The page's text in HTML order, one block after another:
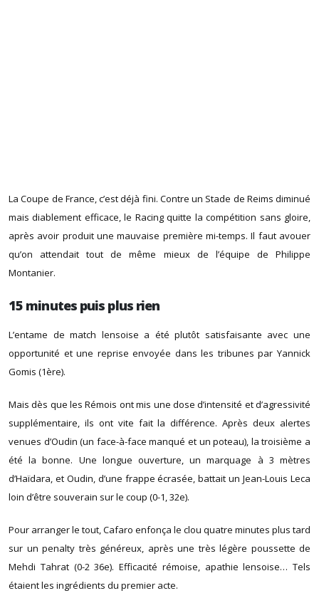
La Coupe de France, c’est déjà fini. Contre un Stade de Reims diminué
mais diablement efficace, le Racing quitte la compétition sans gloire,
après avoir produit une mauvaise première mi-temps. Il faut avouer
qu’on attendait tout de même mieux de l’équipe de Philippe
Montanier.
15 minutes puis plus rien
L’entame de match lensoise a été plutôt satisfaisante avec une
opportunité et une reprise envoyée dans les tribunes par Yannick
Gomis (1ère).
Mais dès que les Rémois ont mis une dose d’intensité et d’agressivité
supplémentaire, ils ont vite fait la différence. Après deux alertes
venues d’Oudin (un face-à-face manqué et un poteau), la troisième a
été la bonne. Une longue ouverture, un marquage à 3 mètres
d’Haïdara, et Oudin, d’une frappe écrasée, battait un Jean-Louis Leca
loin d’être souverain sur le coup (0-1, 32e).
Pour arranger le tout, Cafaro enfonça le clou quatre minutes plus tard
sur un penalty très généreux, après une très légère poussette de
Mehdi Tahrat (0-2 36e). Efficacité rémoise, apathie lensoise… Tels
étaient les ingrédients du premier acte.